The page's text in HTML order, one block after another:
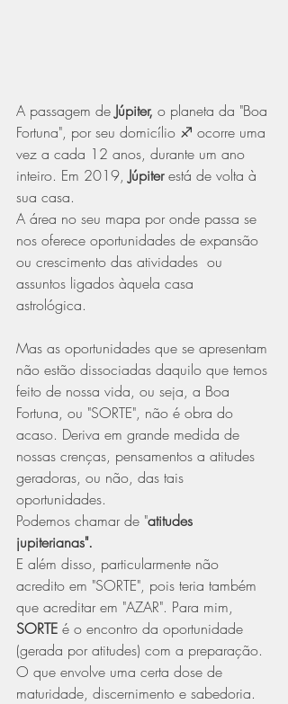
A passagem de Júpiter, o planeta da "Boa
Fortuna", por seu domicílio ♐ ocorre uma
vez a cada 12 anos, durante um ano
inteiro. Em 2019, Júpiter está de volta à
sua casa.
A área no seu mapa por onde passa se
nos oferece oportunidades de expansão
ou crescimento das atividades  ou
assuntos ligados àquela casa
astrológica.
Mas as oportunidades que se apresentam
não estão dissociadas daquilo que temos
feito de nossa vida, ou seja, a Boa
Fortuna, ou "SORTE", não é obra do
acaso. Deriva em grande medida de
nossas crenças, pensamentos a atitudes
geradoras, ou não, das tais
oportunidades.
Podemos chamar de "atitudes
jupiterianas".
E além disso, particularmente não
acredito em "SORTE", pois teria também
que acreditar em "AZAR". Para mim,
SORTE é o encontro da oportunidade
(gerada por atitudes) com a preparação.
O que envolve uma certa dose de
maturidade, discernimento e sabedoria.